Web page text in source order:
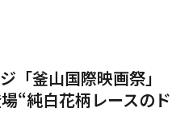
「釜山国際映画祭」
“純白花柄レースのド